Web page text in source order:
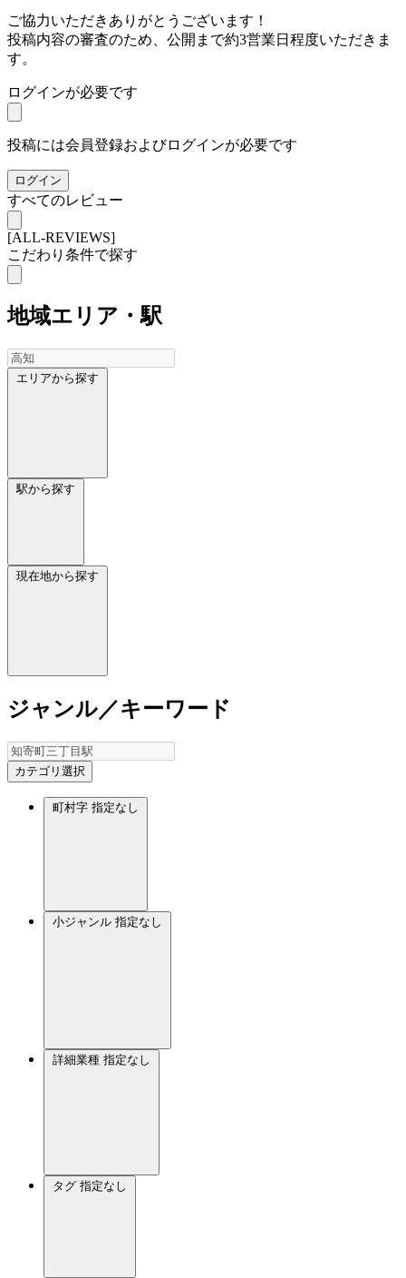
ご協力いただきありがとうございます！
投稿内容の審査のため、公開まで約3営業日程度いただきま
す。
ログインが必要です
投稿には会員登録およびログインが必要です
ログイン
すべてのレビュー
[ALL-REVIEWS]
こだわり条件で探す
地域エリア・駅
エリアから探す
駅から探す
現在地から探す
ジャンル／キーワード
カテゴリ選択
町村字 指定なし
小ジャンル 指定なし
詳細業種 指定なし
タグ 指定なし